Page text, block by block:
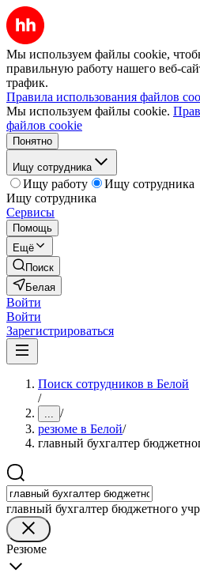
Мы используем файлы cookie,
правильную работу нашего веб-
трафик.
Правила использования файлов
Мы используем файлы cookie.
файлов cookie
Понятно
Ищу сотрудника
Ищу работу
Ищу сотрудника
Ищу сотрудника
Сервисы
Помощь
Ещё
Поиск
Белая
Войти
Войти
Зарегистрироваться
Поиск сотрудников в Белой
/
... /
резюме в Белой/
главный бухгалтер
главный бухгалтер бюджетного
Резюме